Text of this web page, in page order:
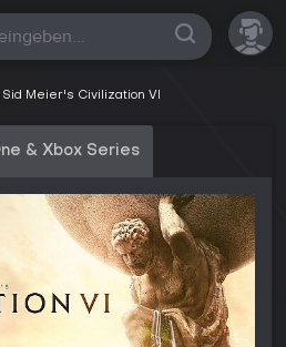
Sid Meier's Civilization VI
& Xbox Series